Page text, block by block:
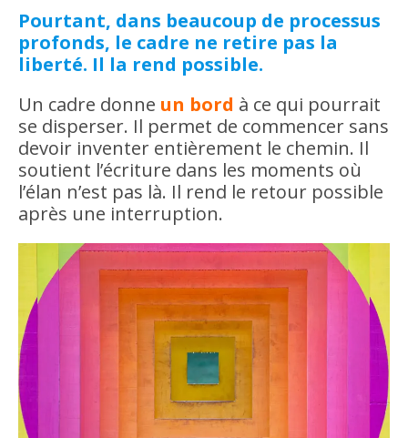
Pourtant, dans beaucoup de processus
profonds, le cadre ne retire pas la
liberté. Il la rend possible.
Un cadre donne un bord à ce qui pourrait
se disperser. Il permet de commencer sans
devoir inventer entièrement le chemin. Il
soutient l’écriture dans les moments où
l’élan n’est pas là. Il rend le retour possible
après une interruption.